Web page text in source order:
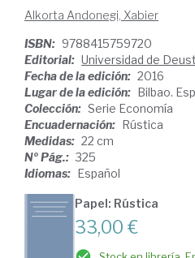
Alkorta Andonegi, Xabier
ISBN: 9788415759720
Editorial: Universidad de
Fecha de la edición: 2016
Lugar de la edición: Bilbao.
Colección: Serie Economía
Encuadernación: Rústica
Medidas: 22 cm
Nº Pág.: 325
Idiomas: Español
Papel: Rústica
33,00 €